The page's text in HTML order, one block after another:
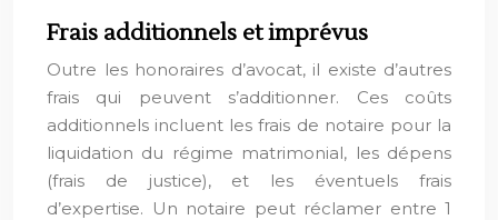
Frais additionnels et imprévus
Outre les honoraires d’avocat, il existe d’autres
frais qui peuvent s’additionner. Ces coûts
additionnels incluent les frais de notaire pour la
liquidation du régime matrimonial, les dépens
(frais de justice), et les éventuels frais
d’expertise. Un notaire peut réclamer entre 1